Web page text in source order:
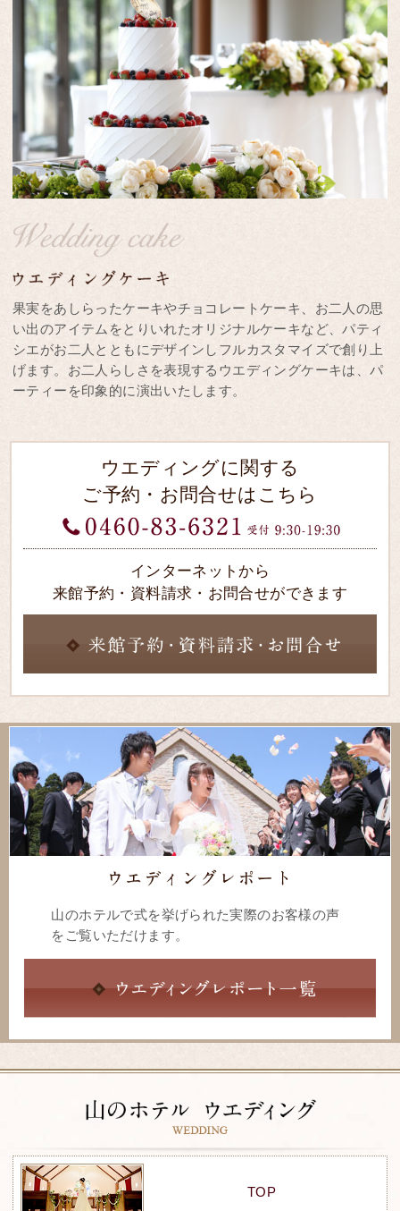
果実をあしらったケーキやチョコレートケーキ、お二人の思
い出のアイテムをとりいれたオリジナルケーキなど、パティ
シエがお二人とともにデザインしフルカスタマイズで創り上
げます。お二人らしさを表現するウエディングケーキは、パ
ーティーを印象的に演出いたします。
ウエディングに関する
ご予約・お問合せはこちら
インターネットから
来館予約・資料請求・お問合せができます
山のホテルで式を挙げられた実際のお客様の声
をご覧いただけます。
TOP